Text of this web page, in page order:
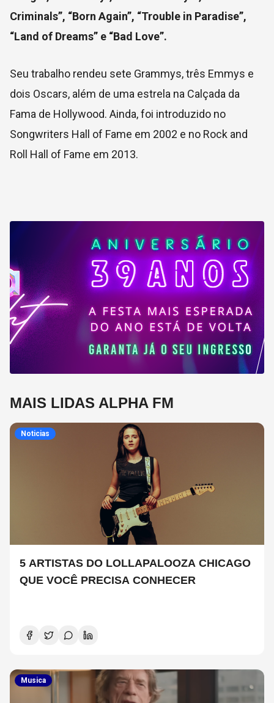
Criminals”, “Born Again”, “Trouble in Paradise”,
“Land of Dreams” e “Bad Love”.
Seu trabalho rendeu sete Grammys, três Emmys e
dois Oscars, além de uma estrela na Calçada da
Fama de Hollywood. Ainda, foi introduzido no
Songwriters Hall of Fame em 2002 e no Rock and
Roll Hall of Fame em 2013.
MAIS LIDAS ALPHA FM
Noticias
5 ARTISTAS DO LOLLAPALOOZA CHICAGO
QUE VOCÊ PRECISA CONHECER
Musica